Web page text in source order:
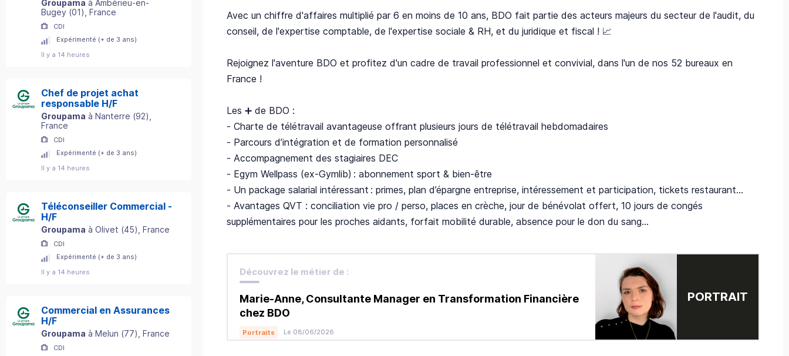
Groupama à Ambérieu-en-
Bugey (01) , France
CDI
Expérimenté (+ de 3 ans)
Il y a 14 heures
Chef de projet achat
responsable H/F
Groupama à Nanterre (92)
France
CDI
Expérimenté (+ de 3 ans)
Il y a 14 heures
Téléconseiller Commercial -
H/F
Groupama à Olivet (45) , France
CDI
Expérimenté (+ de 3 ans)
Il y a 14 heures
Commercial en Assurances
H/F
Groupama à Melun (77) , France
CDI
Avec un chiffre d'affaires multiplié par 6 en moins de 10 ans, BDO fait partie des acteurs majeurs du secteur de l'audit, du
conseil, de l'expertise comptable, de l'expertise sociale & RH, et du juridique et fiscal ! 📈
Rejoignez l'aventure BDO et profitez d'un cadre de travail professionnel et convivial, dans l'un de nos 52 bureaux en
France !
Les ➕ de BDO :
- Charte de télétravail avantageuse offrant plusieurs jours de télétravail hebdomadaires
- Parcours d’intégration et de formation personnalisé
- Accompagnement des stagiaires DEC
- Egym Wellpass (ex-Gymlib) : abonnement sport & bien-être
- Un package salarial intéressant : primes, plan d’épargne entreprise, intéressement et participation, tickets restaurant…
- Avantages QVT : conciliation vie pro / perso, places en crèche, jour de bénévolat offert, 10 jours de congés
supplémentaires pour les proches aidants, forfait mobilité durable, absence pour le don du sang...
Découvrez le métier de :
Marie-Anne, Consultante Manager en Transformation Financière
chez BDO
Portraits Le 08/06/2026
PORTRAIT